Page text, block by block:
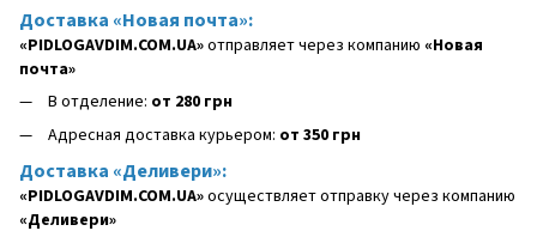
Доставка «Новая почта»:
«PIDLOGAVDIM.COM.UA»отправляет через компанию «Новая
почта»
В отделение: от 280 грн
Адресная доставка курьером: от 350 грн
Доставка «Деливери»:
«PIDLOGAVDIM.COM.UA»осуществляет отправку через компанию
«Деливери»